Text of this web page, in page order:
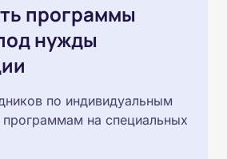
программы
нужды
по индивидуальным
на специальных